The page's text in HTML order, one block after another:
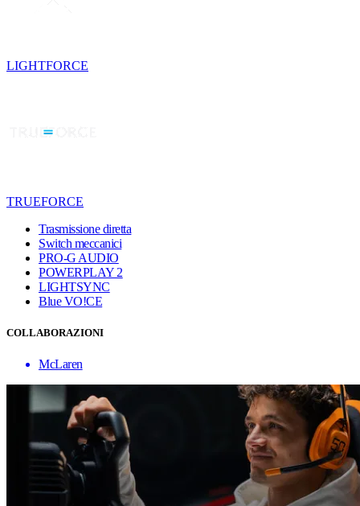
LIGHTFORCE
TRUEFORCE
Trasmissione diretta
Switch meccanici
PRO-G AUDIO
POWERPLAY 2
LIGHTSYNC
Blue VO!CE
COLLABORAZIONI
McLaren